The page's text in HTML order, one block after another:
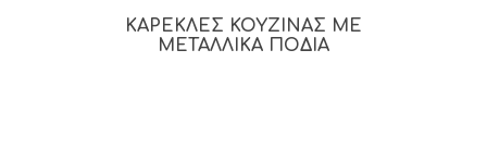
ΚΑΡΕΚΛΕΣ ΚΟΥΖΙΝΑΣ ΜΕ
ΜΕΤΑΛΛΙΚΑ ΠΟΔΙΑ